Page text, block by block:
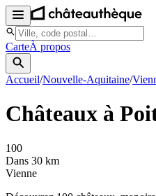
CarteÀ propos
Accueil/Nouvelle-Aquitaine/
Châteaux à
100
Dans 30 km
Vienne